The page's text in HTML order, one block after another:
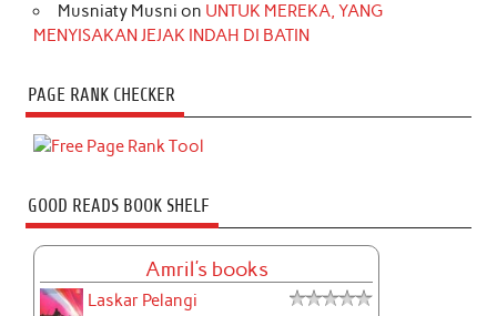
Musniaty Musni on UNTUK MEREKA, YANG
MENYISAKAN JEJAK INDAH DI BATIN
PAGE RANK CHECKER
GOOD READS BOOK SHELF
Amril's books
Laskar Pelangi